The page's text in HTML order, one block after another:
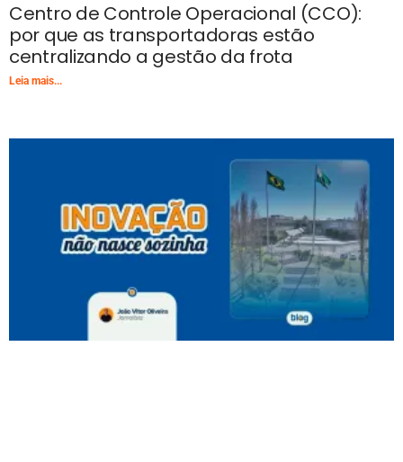
Centro de Controle Operacional (CCO):
por que as transportadoras estão
centralizando a gestão da frota
Leia mais...